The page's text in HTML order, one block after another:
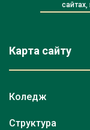
сайтах,
Карта сайту
Коледж
Структура